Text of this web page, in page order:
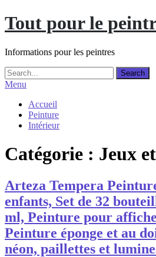
Skip
to
Tout pour le
Informations pour les peintres
Menu
Accueil
Peinture
Intérieur
Catégorie : Jeux
Arteza Tempera
enfants, Set de 32
ml, Peinture pour
Peinture éponge et au
néon, paillettes et